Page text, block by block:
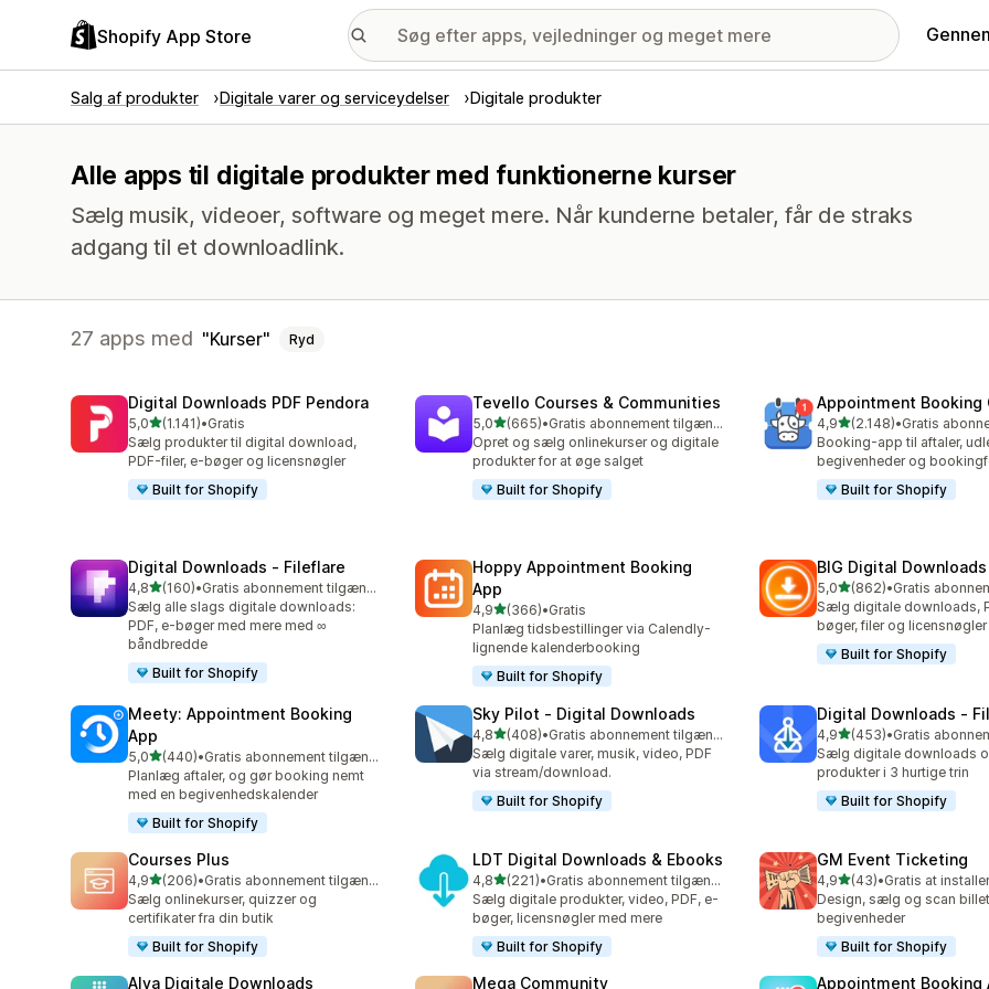
Shopify App Store
Salg af produkter Digitale varer og serviceydelser Digitale produkter
Alle apps til digitale produkter med funktionerne kurser
Sælg musik, videoer, software og meget mere. Når kunderne betaler, får de straks
adgang til et downloadlink.
27 apps med Kurser Ryd
Digital Downloads PDF Pendora
5,0ud af 5 stjerner
(1.141)
1141 anmeldelser i alt
•Gratis
Sælg produkter til digital download,
PDF-filer, e-bøger og licensnøgler
Built for Shopify
Tevello Courses & Communities
5,0ud af 5 stjerner
(665)
665 anmeldelser i alt
•
Gratis abonnement tilgængeligt
Opret og sælg onlinekurser og digitale
produkter for at øge salget
Built for Shopify
Appointment Booking
4,9ud af 5 stjerner
(2.148)
2148 anmeldelser i alt
•
Booking-app til aftaler,
begivenheder og
Built for Shopify
Digital Downloads ‑ Fileflare
4,8ud af 5 stjerner
(160)
160 anmeldelser i alt
•
Gratis abonnement tilgængeligt
Sælg alle slags digitale downloads:
PDF, e-bøger med mere med ∞
båndbredde
Built for Shopify
Hoppy Appointment Booking
App
4,9ud af 5 stjerner
(366)
366 anmeldelser i alt
•Gratis
Planlæg tidsbestillinger via Calendly-
lignende kalenderbooking
Built for Shopify
BIG Digital Downloads
5,0ud af 5 stjerner
(862)
862 anmeldelser i alt
•
Sælg digitale downloads,
bøger, filer og licensnøgler
Built for Shopify
Meety: Appointment Booking
App
5,0ud af 5 stjerner
(440)
440 anmeldelser i alt
•
Gratis abonnement tilgængeligt
Planlæg aftaler, og gør booking nemt
med en begivenhedskalender
Built for Shopify
Sky Pilot ‑ Digital Downloads
4,8ud af 5 stjerner
(408)
408 anmeldelser i alt
•
Gratis abonnement tilgængeligt
Sælg digitale varer, musik, video, PDF
via stream/download.
Built for Shopify
Digital Downloads ‑
4,9ud af 5 stjerner
(453)
453 anmeldelser i alt
•
Sælg digitale downloads
produkter i 3 hurtige trin
Built for Shopify
Courses Plus
4,9ud af 5 stjerner
(206)
206 anmeldelser i alt
•
Gratis abonnement tilgængeligt
Sælg onlinekurser, quizzer og
certifikater fra din butik
Built for Shopify
LDT Digital Downloads & Ebooks
4,8ud af 5 stjerner
(221)
221 anmeldelser i alt
•
Gratis abonnement tilgængeligt
Sælg digitale produkter, video, PDF, e-
bøger, licensnøgler med mere
Built for Shopify
GM Event Ticketing
4,9ud af 5 stjerner
(43)
43 anmeldelser i alt
•Gratis at
Design, sælg og scan
begivenheder
Built for Shopify
Alva Digitale Downloads Mega Community Appointment Booking